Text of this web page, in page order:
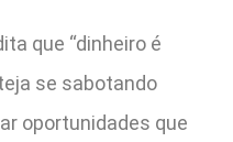
que “dinheiro é
se sabotando
oportunidades que